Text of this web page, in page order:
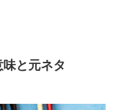
と元ネタ